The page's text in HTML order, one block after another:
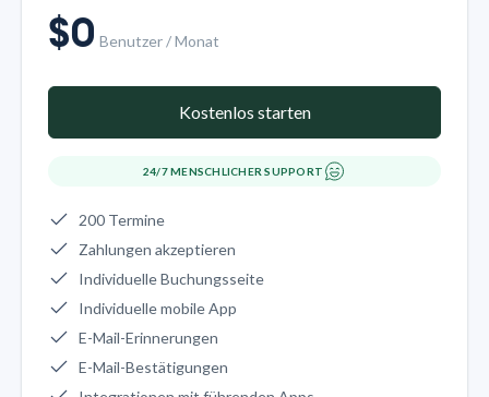
$0 Benutzer / Monat
Kostenlos starten
24/7 MENSCHLICHER SUPPORT
200 Termine
Zahlungen akzeptieren
Individuelle Buchungsseite
Individuelle mobile App
E-Mail-Erinnerungen
E-Mail-Bestätigungen